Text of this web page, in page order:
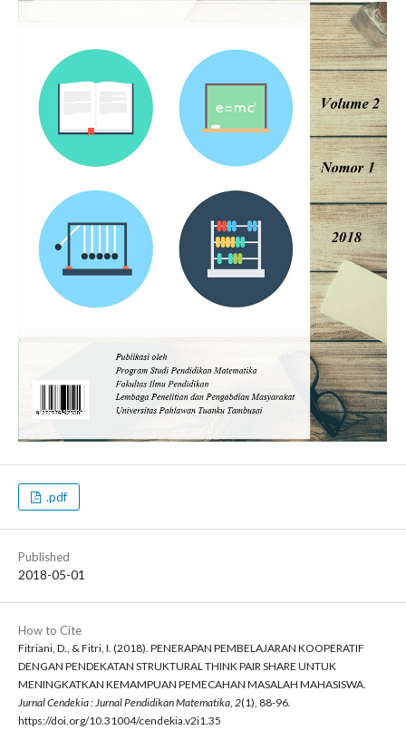
.pdf
Published
2018-05-01
How to Cite
Fitriani, D., & Fitri, I. (2018). PENERAPAN PEMBELAJARAN KOOPERATIF
DENGAN PENDEKATAN STRUKTURAL THINK PAIR SHARE UNTUK
MENINGKATKAN KEMAMPUAN PEMECAHAN MASALAH MAHASISWA.
Jurnal Cendekia : Jurnal Pendidikan Matematika, 2(1), 88-96.
https://doi.org/10.31004/cendekia.v2i1.35